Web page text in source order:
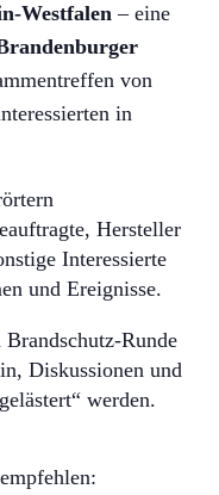
Westfalen – eine
von
in
Hersteller
Interessierte
und Ereignisse.
Runde
Diskussionen und
werden.